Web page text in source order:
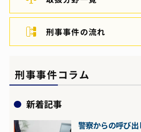
刑事事件の流れ
刑事事件コラム
新着記事
警察からの呼び